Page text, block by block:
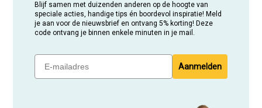
Blijf samen met duizenden anderen op de hoogte van
speciale acties, handige tips én boordevol inspiratie! Meld
je aan voor de nieuwsbrief en ontvang 5% korting! Deze
code ontvang je binnen enkele minuten in je mail.
Aanmelden